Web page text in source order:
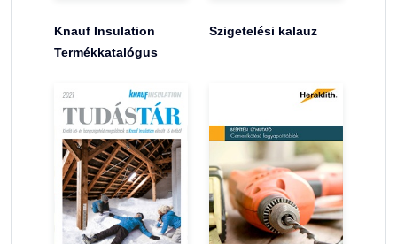
Knauf Insulation
Termékkatalógus
Szigetelési kalauz